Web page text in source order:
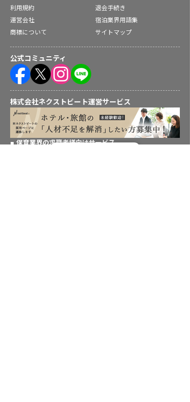
利用規約
退会手続き
運営会社
宿泊業界用語集
商標について
サイトマップ
公式コミュニティ
株式会社ネクストビート運営サービス
保育業界の求職者様向けサービス